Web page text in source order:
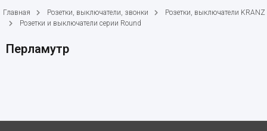
Главная Розетки, выключатели, звонки
Розетки, выключатели KRANZ
Розетки и выключатели серии Round
Перламутр